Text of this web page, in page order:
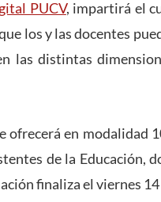
PUCV, impartirá el
los y las docentes
las distintas
ofrecerá en modalidad
de la Educación,
finaliza el viernes